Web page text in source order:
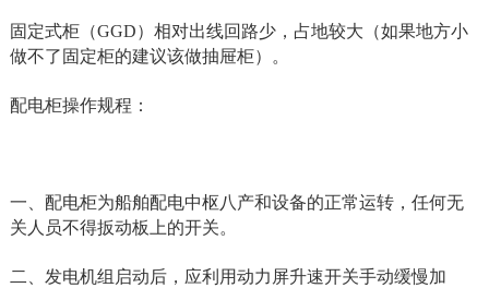
固定式柜（GGD）相对出线回路少，占地较大（如果地方小
做不了固定柜的建议该做抽屉柜）。
配电柜操作规程：
一、配电柜为船舶配电中枢八产和设备的正常运转，任何无
关人员不得扳动板上的开关。
二、发电机组启动后，应利用动力屏升速开关手动缓慢加